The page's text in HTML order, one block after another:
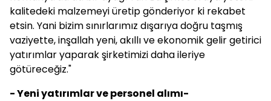
kalitedeki malzemeyi üretip gönderiyor ki rekabet
etsin. Yani bizim sınırlarımız dışarıya doğru taşmış
vaziyette, inşallah yeni, akıllı ve ekonomik gelir getirici
yatırımlar yaparak şirketimizi daha ileriye
götüreceğiz."
- Yeni yatırımlar ve personel alımı-